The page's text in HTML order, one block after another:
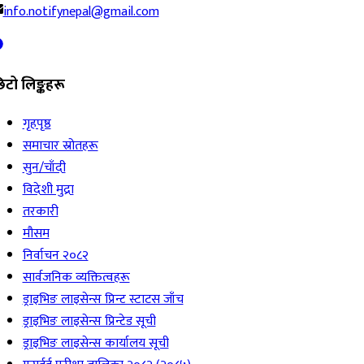
info.notifynepal@gmail.com
लिङ्कहरू
गृहपृष्ठ
समाचार स्रोतहरू
सुन/चाँदी
विदेशी मुद्रा
तरकारी
मौसम
निर्वाचन २०८२
सार्वजनिक व्यक्तित्वहरू
ड्राइभिङ लाइसेन्स प्रिन्ट स्टाटस जाँच
ड्राइभिङ लाइसेन्स प्रिन्टेड सूची
ड्राइभिङ लाइसेन्स कार्यालय सूची